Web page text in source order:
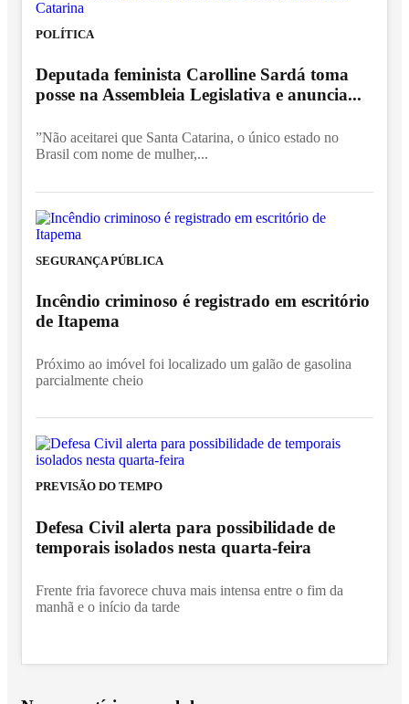
POLÍTICA
Deputada feminista Carolline Sardá toma
posse na Assembleia Legislativa e anuncia...
”Não aceitarei que Santa Catarina, o único estado no
Brasil com nome de mulher,...
SEGURANÇA PÚBLICA
Incêndio criminoso é registrado em escritório
de Itapema
Próximo ao imóvel foi localizado um galão de gasolina
parcialmente cheio
PREVISÃO DO TEMPO
Defesa Civil alerta para possibilidade de
temporais isolados nesta quarta-feira
Frente fria favorece chuva mais intensa entre o fim da
manhã e o início da tarde